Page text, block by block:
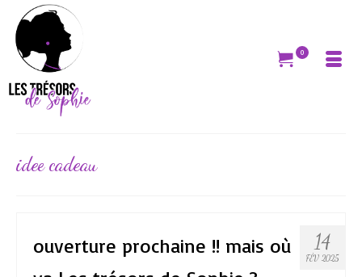
0
idee cadeau
14
FÉV 2025
ouverture prochaine !! mais où